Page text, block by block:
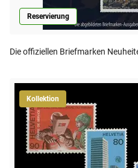
Reservierung
Die offiziellen Briefmarken
Kollektion